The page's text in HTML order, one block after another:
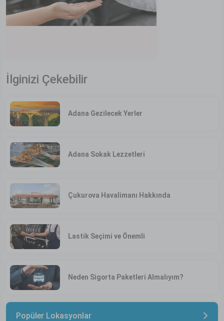
İlginizi Çekebilir
Adana Gezilecek Yerler
Adana Sokak Lezzetleri
Çukurova Havalimanı Hakkında
Lastik Seçimi ve Önemli
Neden Sigorta Paketleri Almalıyım?
Popüler Lokasyonlar